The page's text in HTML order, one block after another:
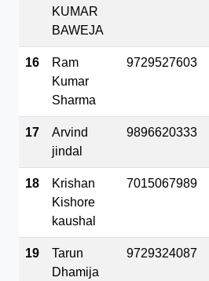
KUMAR
BAWEJA
16
Ram
Kumar
Sharma
9729527603
17
Arvind
jindal
9896620333
18
Krishan
Kishore
kaushal
7015067989
19
Tarun
Dhamija
9729324087